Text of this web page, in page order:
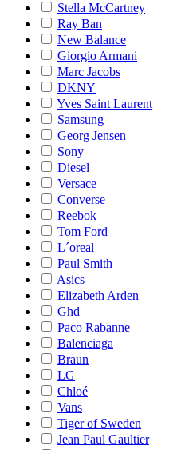
Stella McCartney
Ray Ban
New Balance
Giorgio Armani
Marc Jacobs
DKNY
Yves Saint Laurent
Samsung
Georg Jensen
Sony
Diesel
Versace
Converse
Reebok
Tom Ford
L´oreal
Paul Smith
Asics
Elizabeth Arden
Ghd
Paco Rabanne
Balenciaga
Braun
LG
Chloé
Vans
Tiger of Sweden
Jean Paul Gaultier